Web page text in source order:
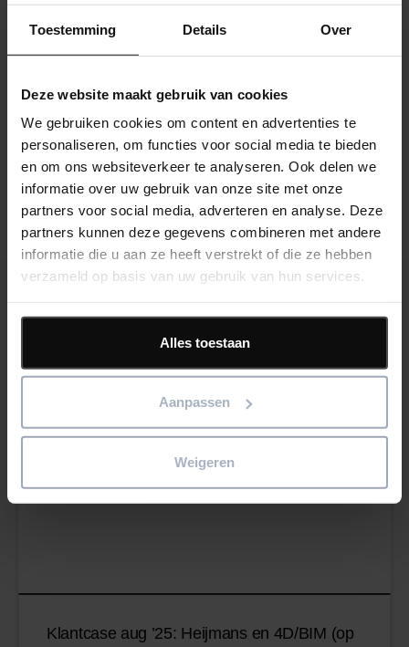
Toestemming Details Over
Deze website maakt gebruik van cookies
We gebruiken cookies om content en advertenties te
personaliseren, om functies voor social media te bieden
en om ons websiteverkeer te analyseren. Ook delen we
informatie over uw gebruik van onze site met onze
partners voor social media, adverteren en analyse. Deze
partners kunnen deze gegevens combineren met andere
informatie die u aan ze heeft verstrekt of die ze hebben
verzameld op basis van uw gebruik van hun services.
Alles toestaan
Aanpassen
Weigeren
Onze klassikale en online trainingen variëren van inleidende
eendaagse cursussen tot meer geavanceerde
Bekijk trainingen
Consultancy diensten
Laatste nieuws- en artikelen
Klantcase aug ’25: Heijmans en 4D/BIM (op